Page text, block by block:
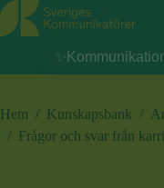
Sveriges Kommunikatörer
Hem / Kunskapsbank /
/ Frågor och svar från